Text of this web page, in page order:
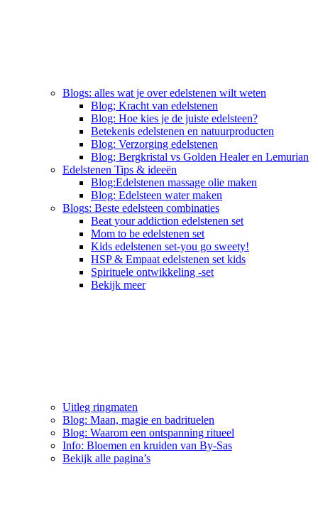
Blogs: alles wat je over edelstenen wilt weten
Blog; Kracht van edelstenen
Blog: Hoe kies je de juiste edelsteen?
Betekenis edelstenen en natuurproducten
Blog: Verzorging edelstenen
Blog; Bergkristal vs Golden Healer en Lemurian
Edelstenen Tips & ideeën
Blog:Edelstenen massage olie maken
Blog: Edelsteen water maken
Blogs: Beste edelsteen combinaties
Beat your addiction edelstenen set
Mom to be edelstenen set
Kids edelstenen set-you go sweety!
HSP & Empaat edelstenen set kids
Spirituele ontwikkeling -set
Bekijk meer
Uitleg ringmaten
Blog: Maan, magie en badrituelen
Blog: Waarom een ontspanning ritueel
Info: Bloemen en kruiden van By-Sas
Bekijk alle pagina’s